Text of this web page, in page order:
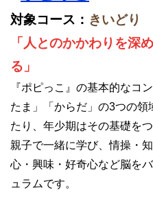
対象コース： きいどり
「人とのかかわりを深
る」
『ポピっこ』の基本的なコ
たま」「からだ」の3つの
たり、年少期はその基礎を
親子で一緒に学び、情操・
心・興味・好奇心など脳を
ュラムです。